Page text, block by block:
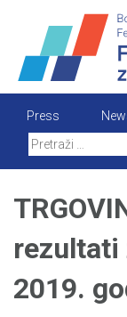
content
Press
rezultati
2019.